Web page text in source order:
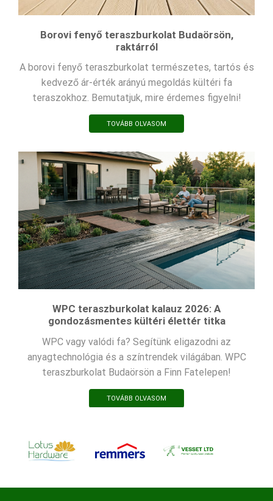
Borovi fenyő teraszburkolat Budaörsön,
raktárról
A borovi fenyő teraszburkolat természetes, tartós és
kedvező ár-érték arányú megoldás kültéri fa
teraszokhoz. Bemutatjuk, mire érdemes figyelni!
TOVÁBB OLVASOM
WPC teraszburkolat kalauz 2026: A
gondozásmentes kültéri élettér titka
WPC vagy valódi fa? Segítünk eligazodni az
anyagtechnológia és a színtrendek világában. WPC
teraszburkolat Budaörsön a Finn Fatelepen!
TOVÁBB OLVASOM